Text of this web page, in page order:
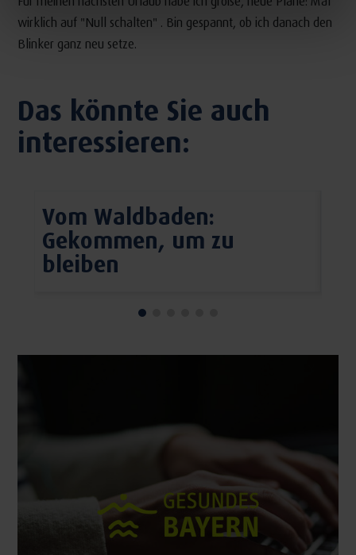
wirklich auf "Null schalten" . Bin gespannt, ob ich danach den
Blinker ganz neu setze.
Das könnte Sie auch
interessieren:
Vom Waldbaden:
Gekommen, um zu
bleiben